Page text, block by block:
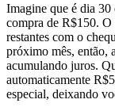
Imagine que é dia 30
compra de R$150. O
restantes com o
próximo mês, então,
acumulando juros.
automaticamente
especial, deixando